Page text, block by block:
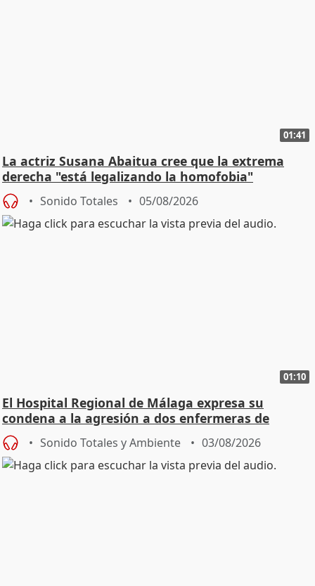
01:41
La actriz Susana Abaitua cree que la extrema
derecha "está legalizando la homofobia"
Sonido Totales 05/08/2026
01:10
El Hospital Regional de Málaga expresa su
condena a la agresión a dos enfermeras de
Urgencias
Sonido Totales y Ambiente 03/08/2026